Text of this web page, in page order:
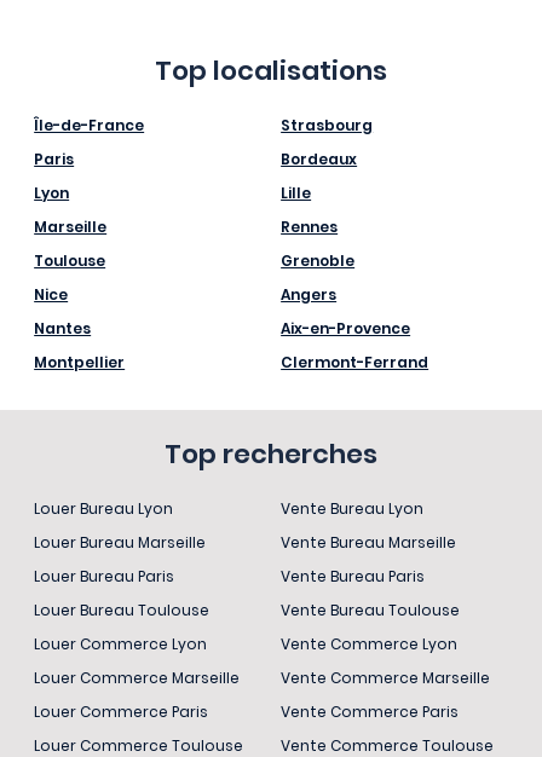
Top localisations
Île-de-France
Paris
Lyon
Marseille
Toulouse
Nice
Nantes
Montpellier
Strasbourg
Bordeaux
Lille
Rennes
Grenoble
Angers
Aix-en-Provence
Clermont-Ferrand
Top recherches
Louer Bureau Lyon
Louer Bureau Marseille
Louer Bureau Paris
Louer Bureau Toulouse
Louer Commerce Lyon
Louer Commerce Marseille
Louer Commerce Paris
Louer Commerce Toulouse
Vente Bureau Lyon
Vente Bureau Marseille
Vente Bureau Paris
Vente Bureau Toulouse
Vente Commerce Lyon
Vente Commerce Marseille
Vente Commerce Paris
Vente Commerce Toulouse